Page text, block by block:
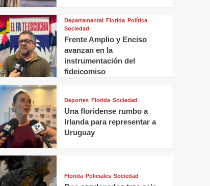
Departamental Florida Política
Sociedad
Frente Amplio y Enciso
avanzan en la
instrumentación del
fideicomiso
Deportes Florida Sociedad
Una floridense rumbo a
Irlanda para representar a
Uruguay
Florida Policiales Sociedad